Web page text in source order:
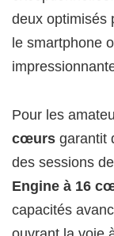
deux optimisés
le smartphone
Pour les
cœurs garantit
des sessions
Engine à 16
capacités